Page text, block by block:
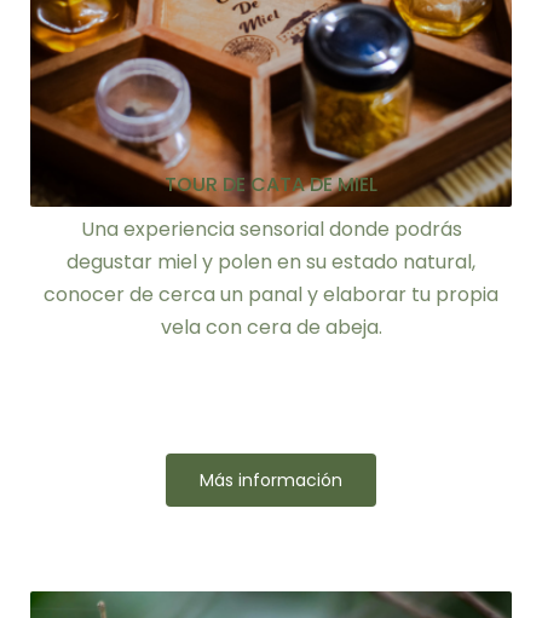
TOUR DE CATA DE MIEL
Una experiencia sensorial donde podrás
degustar miel y polen en su estado natural,
conocer de cerca un panal y elaborar tu propia
vela con cera de abeja.
Más información